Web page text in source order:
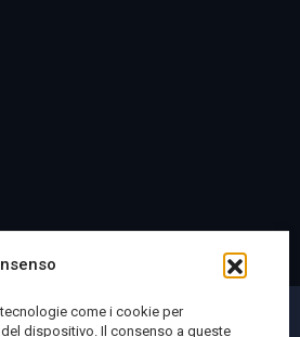
come i cookie per
dispositivo. Il consenso a queste